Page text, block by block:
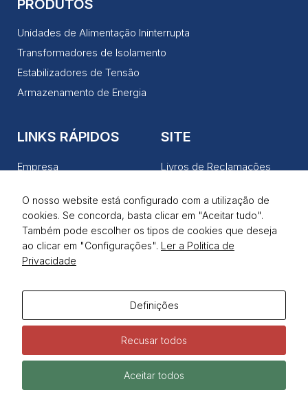
PRODUTOS
Unidades de Alimentação Ininterrupta
Transformadores de Isolamento
Estabilizadores de Tensão
Armazenamento de Energia
LINKS RÁPIDOS
Empresa
Serviços
Notícias
Contactos
SITE
Livros de Reclamações
Termos de Utilização
REDES SOCIAIS
O nosso website está configurado com a utilização de
cookies. Se concorda, basta clicar em "Aceitar tudo".
Também pode escolher os tipos de cookies que deseja
ao clicar em "Configurações". Ler a Politíca de
Privacidade
Definições
Recusar todos
Aceitar todos